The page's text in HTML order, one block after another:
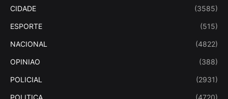
CIDADE (3585)
ESPORTE (515)
NACIONAL (4822)
OPINIAO (388)
POLICIAL (2931)
POLITICA (4720)